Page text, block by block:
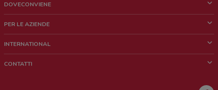
DOVECONVIENE
Chi siamo
Lavora con noi
PER LE AZIENDE
Richieste commerciali e marketing
INTERNATIONAL
CONTATTI